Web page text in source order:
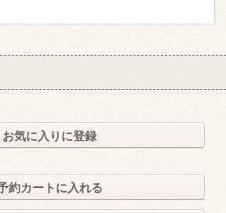
お気に入りに登録
約カートに入れる